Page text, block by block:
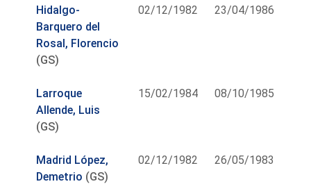
Hidalgo-
Barquero del
Rosal, Florencio
(GS)
02/12/1982 23/04/1986
Larroque
Allende, Luis
(GS)
15/02/1984 08/10/1985
Madrid López,
Demetrio (GS)
02/12/1982 26/05/1983